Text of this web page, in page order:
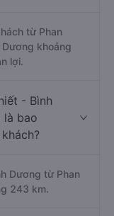
từ Phan
khoảng
lợi.
- Bình
là bao
Dương từ Phan
243 km.